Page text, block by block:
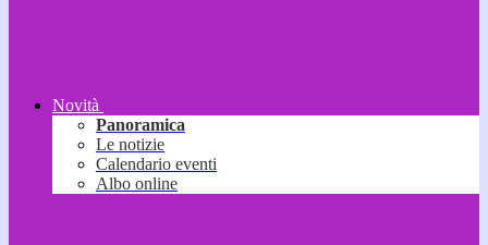
Novità
Panoramica
Le notizie
Calendario eventi
Albo online